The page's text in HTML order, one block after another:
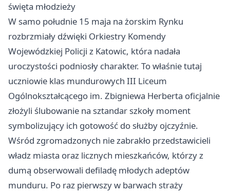
święta młodzieży
W samo południe 15 maja na żorskim Rynku
rozbrzmiały dźwięki Orkiestry Komendy
Wojewódzkiej Policji z Katowic, która nadała
uroczystości podniosły charakter. To właśnie tutaj
uczniowie klas mundurowych III Liceum
Ogólnokształcącego im. Zbigniewa Herberta oficjalnie
złożyli ślubowanie na sztandar szkoły moment
symbolizujący ich gotowość do służby ojczyźnie.
Wśród zgromadzonych nie zabrakło przedstawicieli
władz miasta oraz licznych mieszkańców, którzy z
dumą obserwowali defiladę młodych adeptów
munduru. Po raz pierwszy w barwach straży